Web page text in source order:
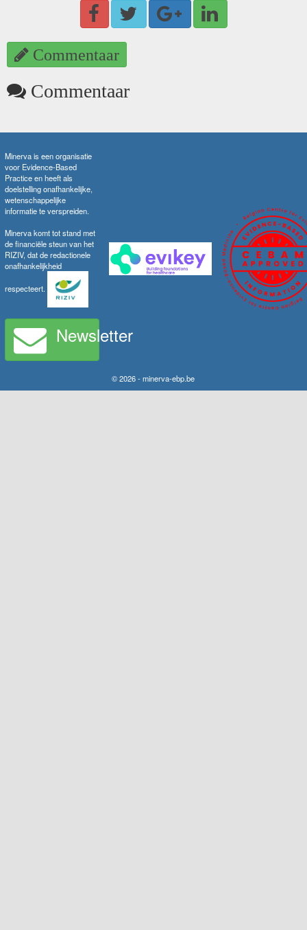
Commentaar
Commentaar
Minerva is een organisatie
voor Evidence-Based
Practice en heeft als
doelstelling onafhankelijke,
wetenschappelijke
informatie te verspreiden.
Minerva komt tot stand met
de financiële steun van het
RIZIV, dat de redactionele
onafhankelijkheid
respecteert.
Newsletter
© 2026 - minerva-ebp.be